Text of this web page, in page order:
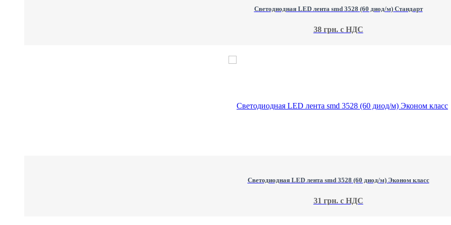
Светодиодная LED лента smd 3528 (60 диод/м) Стандарт
38 грн. с НДС
Светодиодная LED лента smd 3528 (60 диод/м) Эконом класс
31 грн. с НДС